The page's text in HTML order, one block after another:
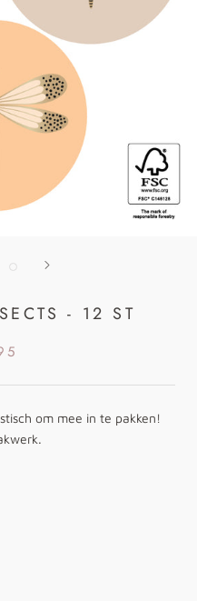
- 12 ST
om mee in te pakken!